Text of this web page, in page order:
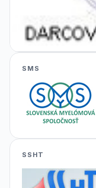
SMS
SSHT